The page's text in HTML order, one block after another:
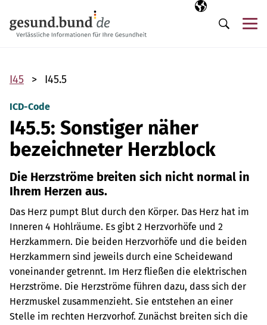
Ausgewählte
DE
Suche
I45 I45.5
ICD-Code
I45.5: Sonstiger näher
bezeichneter Herzblock
Die Herzströme breiten sich nicht normal in
Ihrem Herzen aus.
Das Herz pumpt Blut durch den Körper. Das Herz hat im
Inneren 4 Hohlräume. Es gibt 2 Herzvorhöfe und 2
Herzkammern. Die beiden Herzvorhöfe und die beiden
Herzkammern sind jeweils durch eine Scheidewand
voneinander getrennt. Im Herz fließen die elektrischen
Herzströme. Die Herzströme führen dazu, dass sich der
Herzmuskel zusammenzieht. Sie entstehen an einer
Stelle im rechten Herzvorhof. Zunächst breiten sich die